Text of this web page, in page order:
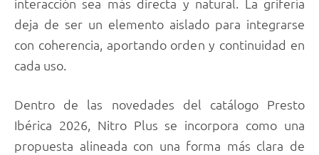
deja de ser un elemento aislado para integrarse
con coherencia, aportando orden y continuidad en
cada uso.
Dentro de las novedades del catálogo Presto
Ibérica 2026, Nitro Plus se incorpora como una
propuesta alineada con una forma más clara de